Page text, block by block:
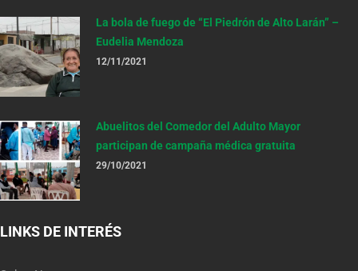
La bola de fuego de “El Piedrón de Alto Larán” –
Eudelia Mendoza
12/11/2021
Abuelitos del Comedor del Adulto Mayor
participan de campaña médica gratuita
29/10/2021
LINKS DE INTERÉS